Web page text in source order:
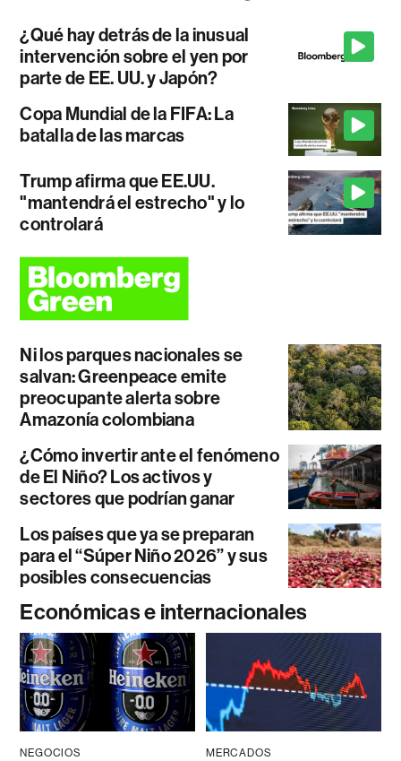
¿Qué hay detrás de la inusual
intervención sobre el yen por
parte de EE. UU. y Japón?
Copa Mundial de la FIFA: La
batalla de las marcas
Trump afirma que EE.UU.
"mantendrá el estrecho" y lo
controlará
Ni los parques nacionales se
salvan: Greenpeace emite
preocupante alerta sobre
Amazonía colombiana
¿Cómo invertir ante el fenómeno
de El Niño? Los activos y
sectores que podrían ganar
Los países que ya se preparan
para el “Súper Niño 2026” y sus
posibles consecuencias
Económicas e internacionales
NEGOCIOS MERCADOS